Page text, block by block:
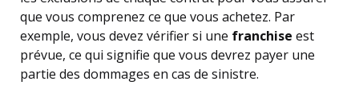
que vous comprenez ce que vous achetez. Par
exemple, vous devez vérifier si une franchise est
prévue, ce qui signifie que vous devrez payer une
partie des dommages en cas de sinistre.